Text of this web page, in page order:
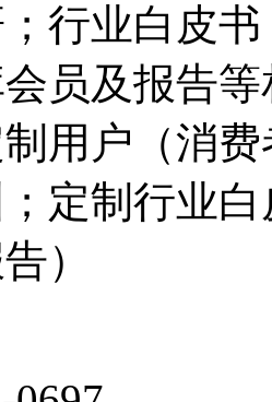
行业白皮
员及报告
用户（消
定制行业
）